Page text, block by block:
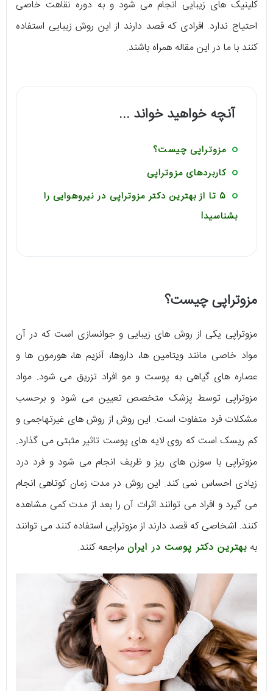
کلینیک های زیبایی انجام می شود و به دوره نقاهت خاصی
احتیاج ندارد. افرادی که قصد دارند از این روش زیبایی استفاده
کنند با ما در این مقاله همراه باشند.
آنچه خواهید خواند ...
مزوتراپی چیست؟
کاربردهای مزوتراپی
5 تا از بهترین دکتر مزوتراپی در نیروهوایی را
بشناسید!
مزوتراپی چیست؟
مزوتراپی یکی از روش های زیبایی و جوانسازی است که در آن
مواد خاصی مانند ویتامین ها، داروها، آنزیم ها، هورمون ها و
عصاره های گیاهی به پوست و مو افراد تزریق می شود. مواد
مزوتراپی توسط پزشک متخصص تعیین می شود و برحسب
مشکلات فرد متفاوت است. این روش از روش های غیرتهاجمی و
کم ریسک است که روی لایه های پوست تاثیر مثبتی می گذارد.
مزوتراپی با سوزن های ریز و ظریف انجام می شود و فرد درد
زیادی احساس نمی کند. این روش در مدت زمان کوتاهی انجام
می گیرد و افراد می توانند اثرات آن را بعد از مدت کمی مشاهده
کنند. اشخاصی که قصد دارند از مزوتراپی استفاده کنند می توانند
به بهترین دکتر پوست در ایرانمراجعه کنند.